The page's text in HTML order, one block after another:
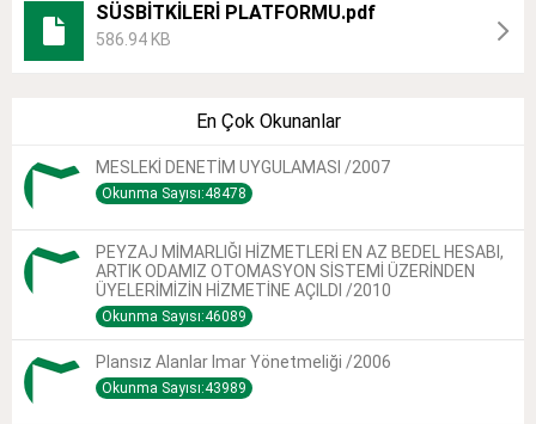
SÜSBİTKİLERİ PLATFORMU.pdf
586.94 KB
En Çok Okunanlar
MESLEKİ DENETİM UYGULAMASI /2007
Okunma Sayısı:48478
PEYZAJ MİMARLIĞI HİZMETLERİ EN AZ BEDEL HESABI,
ARTIK ODAMIZ OTOMASYON SİSTEMİ ÜZERİNDEN
ÜYELERİMİZİN HİZMETİNE AÇILDI /2010
Okunma Sayısı:46089
Plansız Alanlar Imar Yönetmeliği /2006
Okunma Sayısı:43989